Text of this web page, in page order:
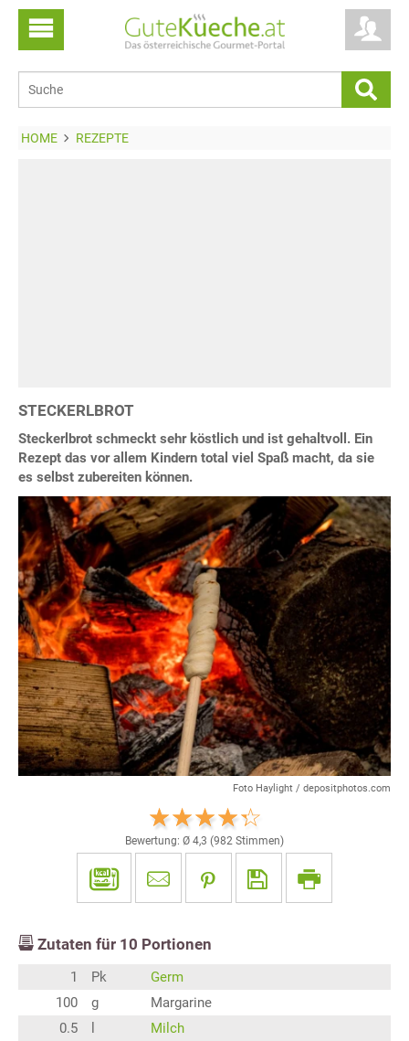
HOME REZEPTE
STECKERLBROT
Steckerlbrot schmeckt sehr köstlich und ist gehaltvoll. Ein
Rezept das vor allem Kindern total viel Spaß macht, da sie
es selbst zubereiten können.
Foto Haylight / depositphotos.com
Bewertung: Ø 4,3 (982 Stimmen)
Zutaten für 10 Portionen
1 Pk
Germ
100
g
Margarine
0.5
Milch